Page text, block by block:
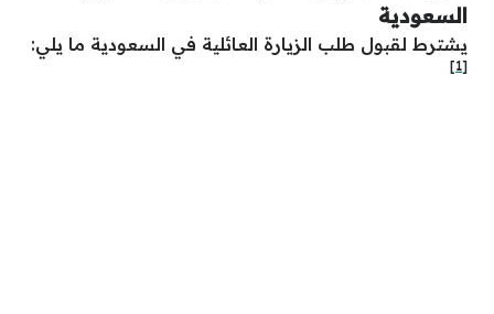
السعودية
يشترط لقبول طلب الزيارة العائلية في السعودية ما يلي:
[1]